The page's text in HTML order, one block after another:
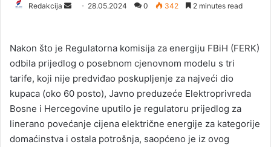
Redakcija
d
a
n
e
m
a
i
28.05.2024 0 342 2 minutes read
Nakon što je Regulatorna komisija za energiju FBiH (FERK)
odbila prijedlog o posebnom cjenovnom modelu s tri
tarife, koji nije predviđao poskupljenje za najveći dio
kupaca (oko 60 posto), Javno preduzeće Elektroprivreda
Bosne i Hercegovine uputilo je regulatoru prijedlog za
linerano povećanje cijena električne energije za kategorije
domaćinstva i ostala potrošnja, saopćeno je iz ovog